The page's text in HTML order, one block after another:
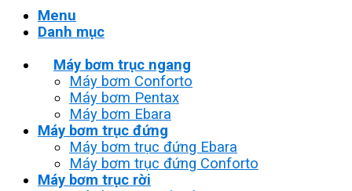
Menu
Danh mục
Máy bơm trục ngang
Máy bơm Conforto
Máy bơm Pentax
Máy bơm Ebara
Máy bơm trục đứng
Máy bơm trục đứng Ebara
Máy bơm trục đứng Conforto
Máy bơm trục rời